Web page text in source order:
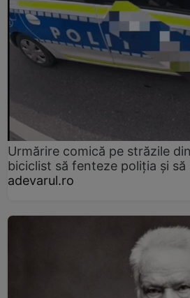
Urmărire comică pe străzile
biciclist să fenteze poliția și
adevarul.ro